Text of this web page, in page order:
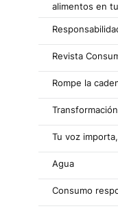
alimentos en
Revista
Rompe la
Tu voz
Agua
Consumo